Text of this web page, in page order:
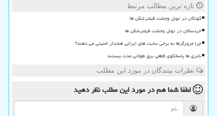
تازه ترین مطالب مرتبط
کودکان در تونل وحشت فیلترشکن ها
خردسالان در تونل وحشت فیلترشکن ها
چرا مرورگرها به برخی سایت های ایرانی هشدار امنیتی می دهند؟
باتری ها پاسخگوی قطعی برق طولانی مدت نیستند
نظرات بینندگان در مورد این مطلب
لطفا شما همدر مورد این مطلبنظر دهید